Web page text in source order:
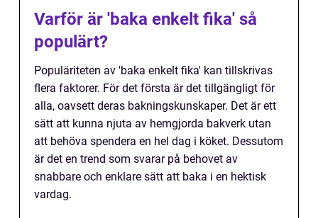
Varför är 'baka enkelt fika' så
populärt?
Populäriteten av 'baka enkelt fika' kan tillskrivas
flera faktorer. För det första är det tillgängligt för
alla, oavsett deras bakningskunskaper. Det är ett
sätt att kunna njuta av hemgjorda bakverk utan
att behöva spendera en hel dag i köket. Dessutom
är det en trend som svarar på behovet av
snabbare och enklare sätt att baka i en hektisk
vardag.